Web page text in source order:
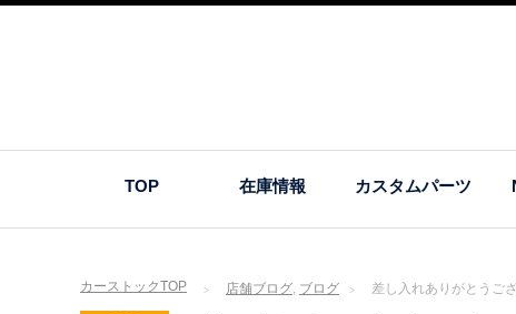
TOP 在庫情報 カスタムパーツ
カーストックTOP 店舗ブログ, ブログ 差し入れありがとうご